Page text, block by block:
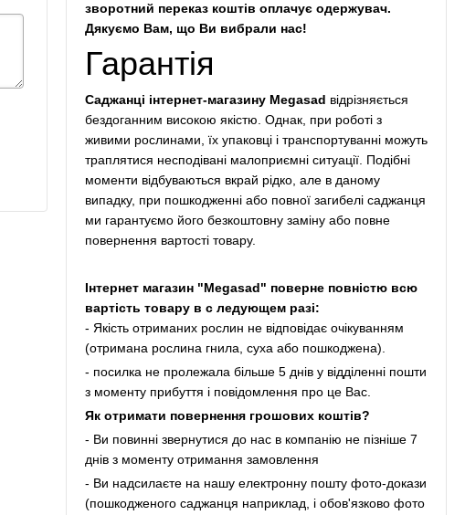
зворотний переказ коштів оплачує одержувач.
Дякуємо Вам, що Ви вибрали нас!
Гарантія
Саджанці інтернет-магазину Megasad відрізняється
бездоганним високою якістю. Однак, при роботі з
живими рослинами, їх упаковці і транспортуванні можуть
траплятися несподівані малоприємні ситуації. Подібні
моменти відбуваються вкрай рідко, але в даному
випадку, при пошкодженні або повної загибелі саджанця
ми гарантуємо його безкоштовну заміну або повне
повернення вартості товару.
Інтернет магазин "Megasad" поверне повністю всю
вартість товару в с ледующем разі:
- Якість отриманих рослин не відповідає очікуванням
(отримана рослина гнила, суха або пошкоджена).
- посилка не пролежала більше 5 днів у відділенні пошти
з моменту прибуття і повідомлення про це Вас.
Як отримати повернення грошових коштів?
- Ви повинні звернутися до нас в компанію не пізніше 7
днів з моменту отримання замовлення
- Ви надсилаєте на нашу електронну пошту фото-докази
(пошкодженого саджанця наприклад, і обов'язково фото